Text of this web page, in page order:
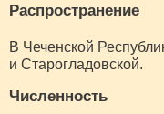
Распространение
В Чеченской
и Старогладовской.
Численность